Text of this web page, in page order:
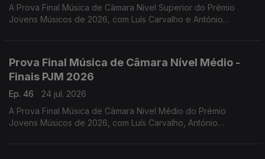
A Prova Final Música de Câmara Nível Superior do Prémio
Jovens Músicos de 2026, com Luís Carvalho e António
Prova Final Música de Câmara Nível Médio -
Finais PJM 2026
Ep. 46
24 jul. 2026
A Prova Final Música de Câmara Nível Médio do Prémio
Jovens Músicos de 2026, com Luís Carvalho, António